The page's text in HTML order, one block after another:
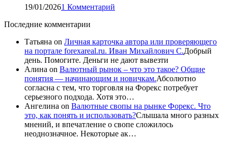
19/01/20261 Комментарий
Последние комментарии
Татьяна on Личная карточка автора или проверяющего
на портале forexareal.ru. Иван Михайлович С.Добрый
день. Помогите. Деньги не дают вывезти
Алина on Валютный рынок – что это такое? Общие
понятия — начинающим и новичкам.Абсолютно
согласна с тем, что торговля на Форекс потребует
серьезного подхода. Хотя это…
Ангелина on Валютные свопы на рынке Форекс. Что
это, как понять и использовать?Слышала много разных
мнений, и впечатление о свопе сложилось
неоднозначное. Некоторые ак…